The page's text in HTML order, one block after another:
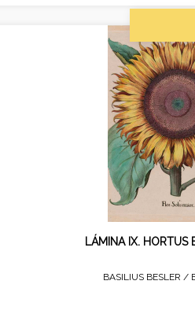
LÁMINA IX. HORTUS
BASILIUS BESLER /